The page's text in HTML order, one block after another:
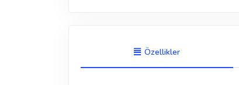
Özellikler